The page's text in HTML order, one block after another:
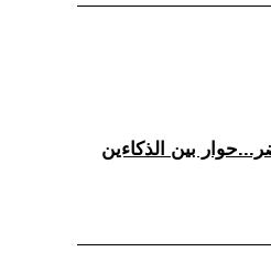
بين الذكاءين